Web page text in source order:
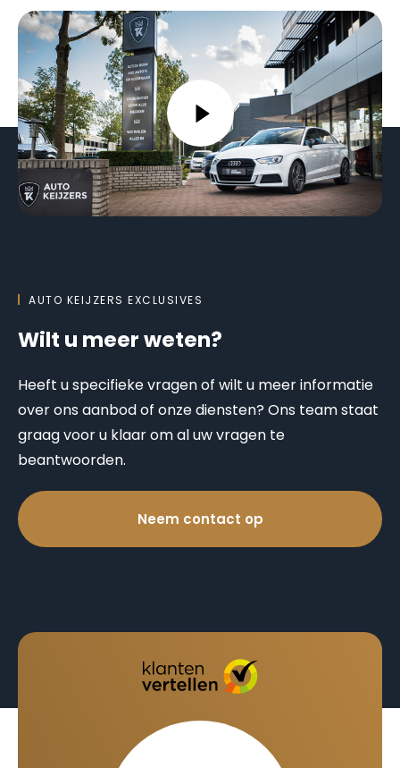
AUTO KEIJZERS EXCLUSIVES
Wilt u meer weten?
Heeft u specifieke vragen of wilt u meer informatie
over ons aanbod of onze diensten? Ons team staat
graag voor u klaar om al uw vragen te
beantwoorden.
Neem contact op